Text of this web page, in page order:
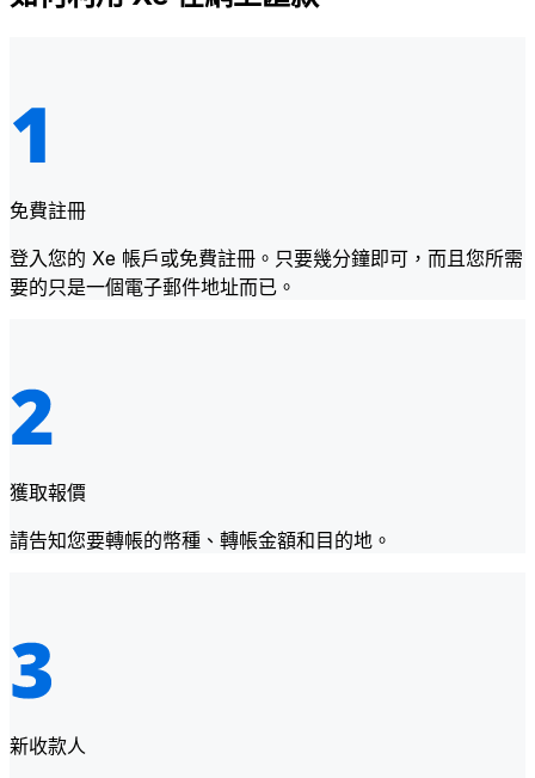
免費註冊
登入您的 Xe 帳戶或免費註冊。只要幾分鐘即可，而且您所需
要的只是一個電子郵件地址而已。
獲取報價
請告知您要轉帳的幣種、轉帳金額和目的地。
新收款人